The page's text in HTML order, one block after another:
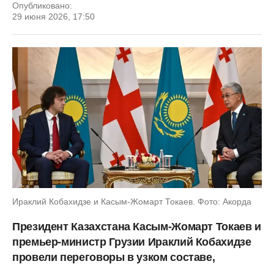
Опубликовано:
29 июня 2026, 17:50
Ираклий Кобахидзе и Касым-Жомарт Токаев. Фото: Акорда
Президент Казахстана Касым-Жомарт Токаев и
премьер-министр Грузии Ираклий Кобахидзе
провели переговоры в узком составе,